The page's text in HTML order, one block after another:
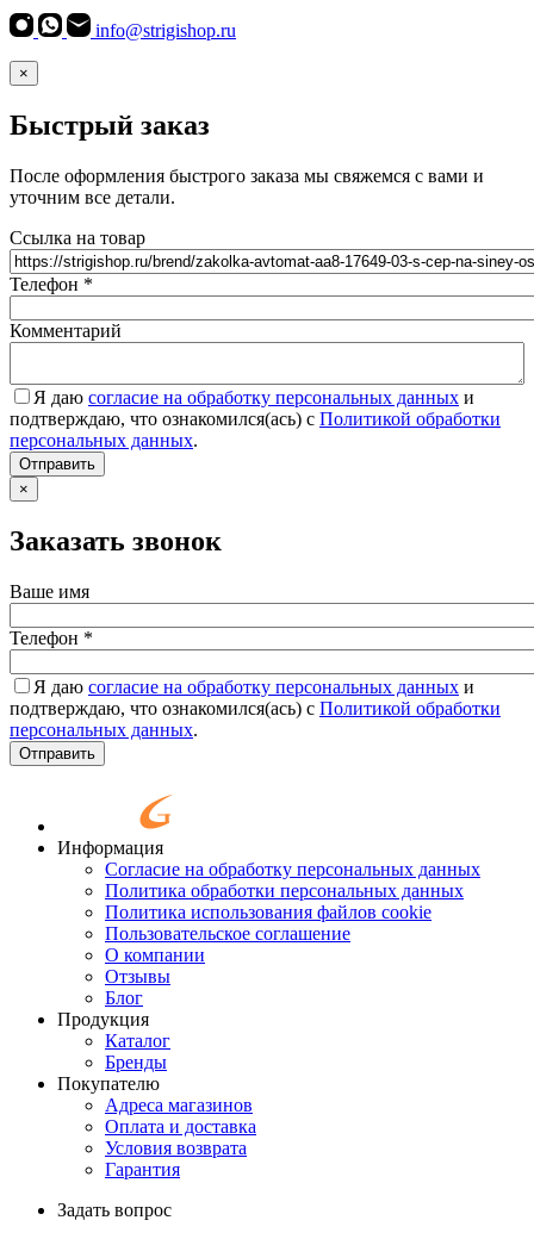
info@strigishop.ru
×
Быстрый заказ
После оформления быстрого заказа мы свяжемся с вами и
уточним все детали.
Ссылка на товар
Телефон *
Комментарий
Я даю согласие на обработку персональных данных и
подтверждаю, что ознакомился(ась) с Политикой обработки
персональных данных.
Согласие*
Отправить
×
Заказать звонок
Ваше имя
Телефон *
Я даю согласие на обработку персональных данных и
подтверждаю, что ознакомился(ась) с Политикой обработки
персональных данных.
Согласие*
Отправить
Информация
Согласие на обработку персональных данных
Политика обработки персональных данных
Политика использования файлов cookie
Пользовательское соглашение
О компании
Отзывы
Блог
Продукция
Каталог
Бренды
Покупателю
Адреса магазинов
Оплата и доставка
Условия возврата
Гарантия
Задать вопрос